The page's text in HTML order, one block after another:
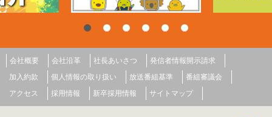
会社概要 会社沿革 社長あいさつ
発信者情報開示請求
加入約款
個人情報の取り扱い 放送番組基準
番組審議会
アクセス
採用情報 新卒採用情報 サイトマップ